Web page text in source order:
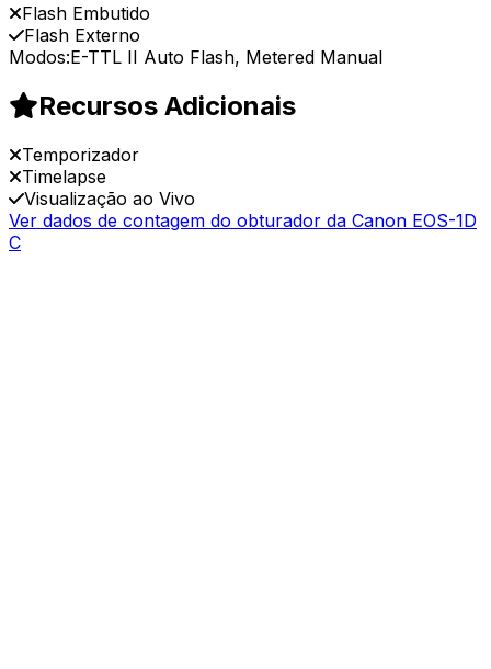
Flash Embutido
Flash Externo
Modos:E-TTL II Auto Flash, Metered Manual
Recursos Adicionais
Temporizador
Timelapse
Visualização ao Vivo
Ver dados de contagem do obturador da Canon EOS-1D
C